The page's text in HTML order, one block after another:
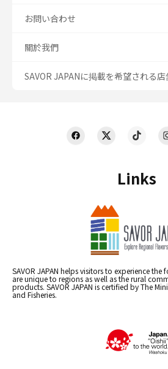
Links
SAVOR JAPAN helps visitors to experience
are unique to regions as well as the rural
products. SAVOR JAPAN is certified by The
and Fisheries.
お問い合わせ
關於我們
SAVOR JAPANに掲載を希望される